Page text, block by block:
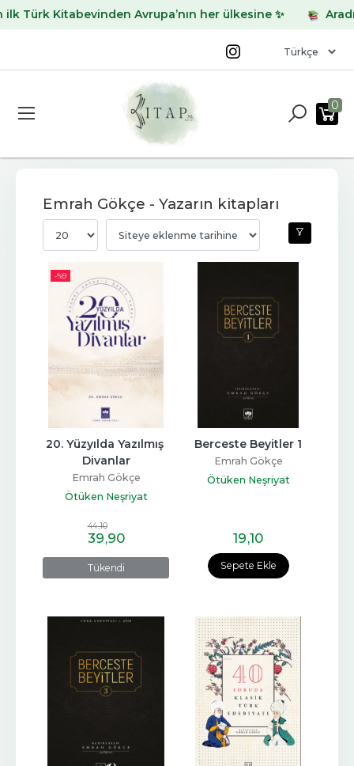
Kitabevinden Avrupa’nın her ülkesine ✨
0
Emrah Gökçe - Yazarın kitapları
-%9
Tükendi
20. Yüzyılda Yazılmış
Divanlar
Emrah Gökçe
Ötüken Neşriyat
44,10
39,90
Sepete Ekle
Berceste Beyitler 1
Emrah Gökçe
Ötüken Neşriyat
19,10